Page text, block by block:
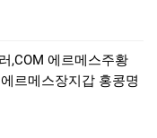
,COM 에르메스주황
르메스장지갑 홍콩명